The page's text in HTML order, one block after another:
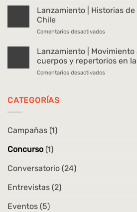
|
sígueme.
de
un
Lanzamiento | Historias
Chile
Comentarios desactivadosen
|
Historias
de
las
Lanzamiento | Movimiento
cuerpos y repertorios en
Comentarios desactivadosen
CATEGORÍAS
Campañas (1)
Concurso (1)
Conversatorio (24)
Entrevistas (2)
Eventos (5)